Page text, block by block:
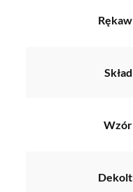
Rękaw
Skład
Wzór
Dekolt